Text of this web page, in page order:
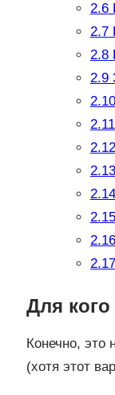
2.6
2.7
2.8
2.9
2.10
2.11
2.12
2.13
2.14
2.15
2.16
2.17
Для кого
Конечно, это
(хотя этот